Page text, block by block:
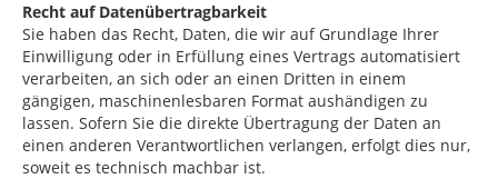
Recht auf Datenübertragbarkeit
Sie haben das Recht, Daten, die wir auf Grundlage Ihrer
Einwilligung oder in Erfüllung eines Vertrags automatisiert
verarbeiten, an sich oder an einen Dritten in einem
gängigen, maschinenlesbaren Format aushändigen zu
lassen. Sofern Sie die direkte Übertragung der Daten an
einen anderen Verantwortlichen verlangen, erfolgt dies nur,
soweit es technisch machbar ist.